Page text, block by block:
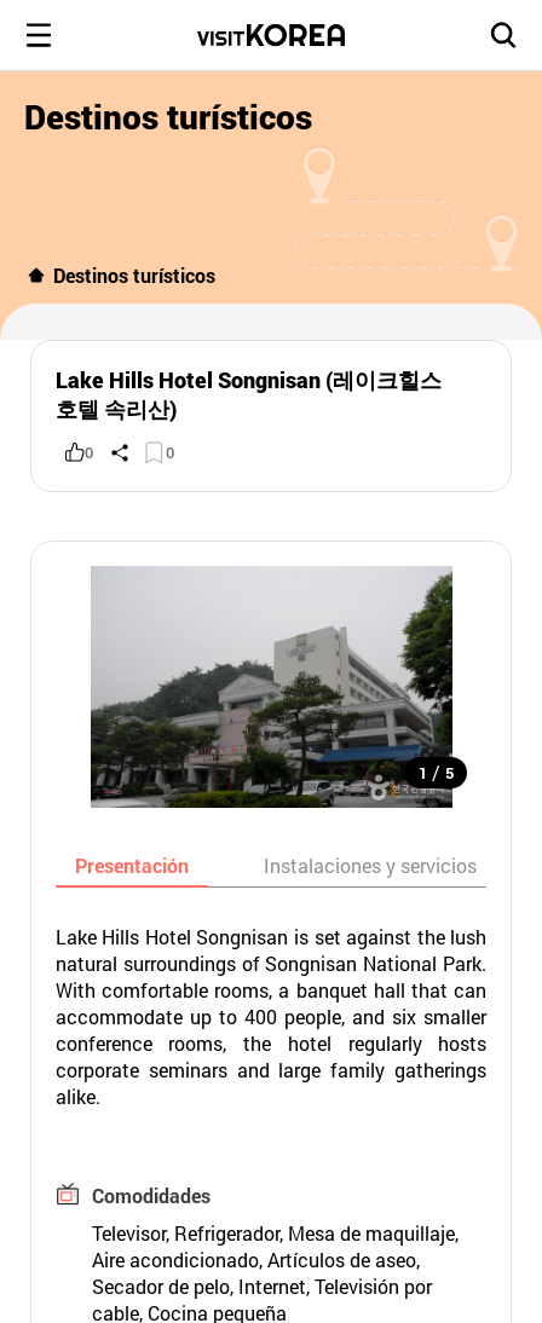
Destinos turísticos
Destinos turísticos
Lake Hills Hotel Songnisan (레이크힐스
호텔 속리산)
0 0
1 / 5
Presentación Instalaciones y servicios
Lake Hills Hotel Songnisan is set against the lush
natural surroundings of Songnisan National Park.
With comfortable rooms, a banquet hall that can
accommodate up to 400 people, and six smaller
conference rooms, the hotel regularly hosts
corporate seminars and large family gatherings
alike.
Comodidades
Televisor, Refrigerador, Mesa de maquillaje,
Aire acondicionado, Artículos de aseo,
Secador de pelo, Internet, Televisión por
cable, Cocina pequeña